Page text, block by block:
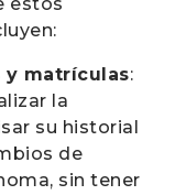
y matrículas:
la
su historial
de
sin tener